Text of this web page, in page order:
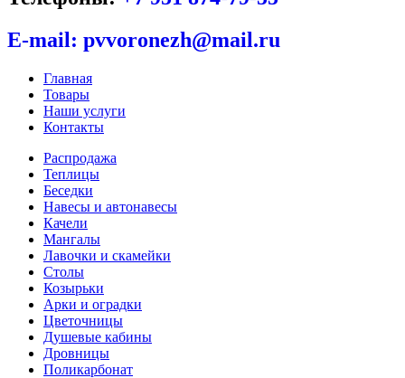
E-mail: pvvoronezh@mail.ru
Главная
Товары
Наши услуги
Контакты
Распродажа
Теплицы
Беседки
Навесы и автонавесы
Качели
Мангалы
Лавочки и скамейки
Столы
Козырьки
Арки и оградки
Цветочницы
Душевые кабины
Дровницы
Поликарбонат